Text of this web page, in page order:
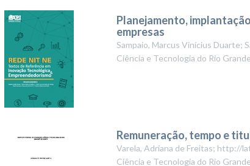
Planejamento,
empresas
Sampaio, Marcus Vinícius Duarte;
Ciência e Tecnologia do Rio
Remuneração, tempo e
Varela, Adriana de Freitas; http://
Ciência e Tecnologia do Rio